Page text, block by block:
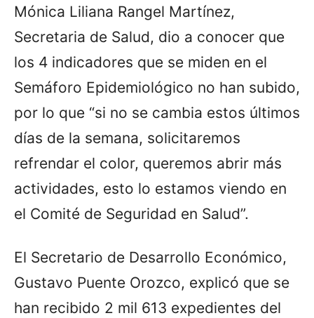
Mónica Liliana Rangel Martínez,
Secretaria de Salud, dio a conocer que
los 4 indicadores que se miden en el
Semáforo Epidemiológico no han subido,
por lo que “si no se cambia estos últimos
días de la semana, solicitaremos
refrendar el color, queremos abrir más
actividades, esto lo estamos viendo en
el Comité de Seguridad en Salud”.
El Secretario de Desarrollo Económico,
Gustavo Puente Orozco, explicó que se
han recibido 2 mil 613 expedientes del